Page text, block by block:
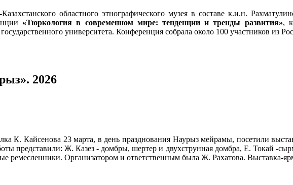
областного этнографического музея в составе к.и.н.
«Тюркология в современном мире: тенденции и тренды развития»,
университета. Конференция собрала около 100 участников из
2026
К. Кайсенова 23 марта, в день празднования Наурыз мейрамы, посетили
представили: Ж. Казез - домбры, шертер и двухструнная домбра, Е. Токай -
ремесленники. Организатором и ответственным была Ж. Рахатова. Выставка-